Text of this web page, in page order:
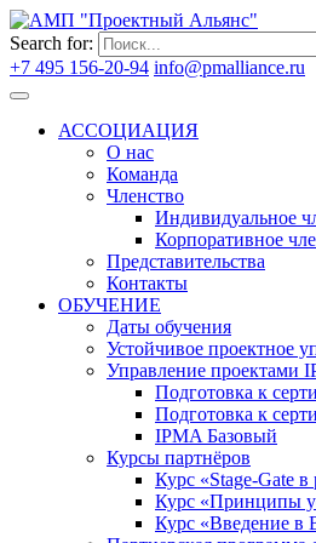
Search for:
+7 495 156-20-94 info@pmalliance.ru
АССОЦИАЦИЯ
О нас
Команда
Членство
Индивидуальное
Корпоративное
Представительства
Контакты
ОБУЧЕНИЕ
Даты обучения
Устойчивое проектное
Управление проектами
Подготовка к
Подготовка к
IPMA Базовый
Курсы партнёров
Курс «Stage-Gate в
Курс «Принципы
Курс «Введение в